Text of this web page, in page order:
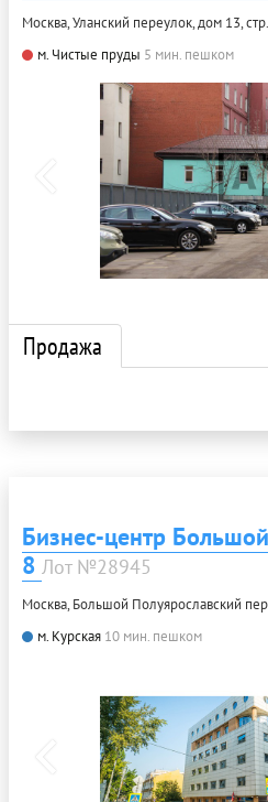
Москва, Уланский переулок, дом 13,
м. Чистые пруды 5 мин. пешком
Продажа
Бизнес-центр
8 Лот №28945
Москва, Большой Полуярославский
м. Курская 10 мин. пешком